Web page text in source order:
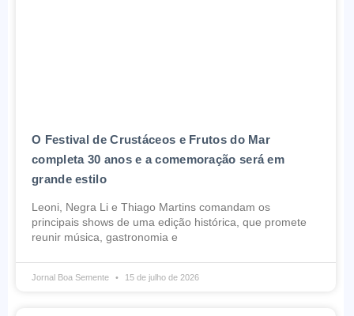
O Festival de Crustáceos e Frutos do Mar
completa 30 anos e a comemoração será em
grande estilo
Leoni, Negra Li e Thiago Martins comandam os
principais shows de uma edição histórica, que promete
reunir música, gastronomia e
Jornal Boa Semente 15 de julho de 2026